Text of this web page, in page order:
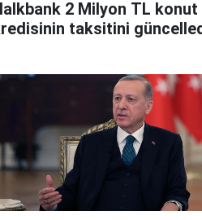
2 Milyon TL konut
taksitini